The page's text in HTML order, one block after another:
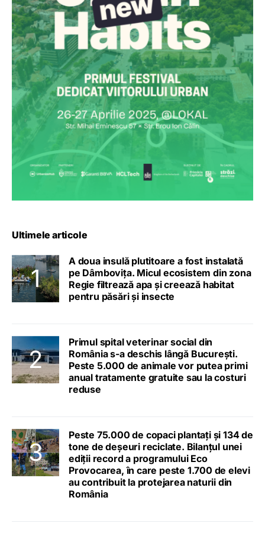
Ultimele articole
A doua insulă plutitoare a fost instalată
pe Dâmbovița. Micul ecosistem din zona
Regie filtrează apa și creează habitat
pentru păsări și insecte
Primul spital veterinar social din
România s-a deschis lângă București.
Peste 5.000 de animale vor putea primi
anual tratamente gratuite sau la costuri
reduse
Peste 75.000 de copaci plantați și 134 de
tone de deșeuri reciclate. Bilanțul unei
ediții record a programului Eco
Provocarea, în care peste 1.700 de elevi
au contribuit la protejarea naturii din
România